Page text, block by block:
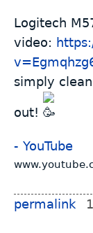
Logitech
video:
simply
out!
- YouTube
permalink